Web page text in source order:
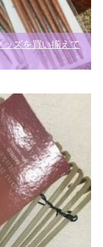
ッズを買い揃えて